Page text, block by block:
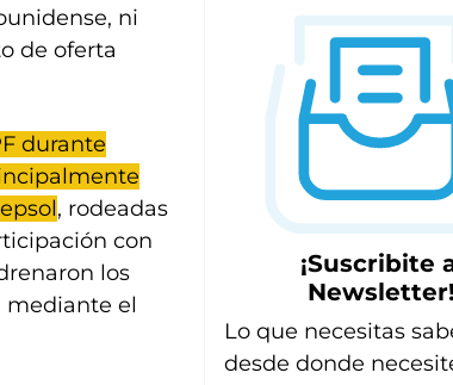
ni
de oferta
durante
, rodeadas
con
los
mediante el
¡Suscribite
Newsletter!
Lo que necesitas
desde donde